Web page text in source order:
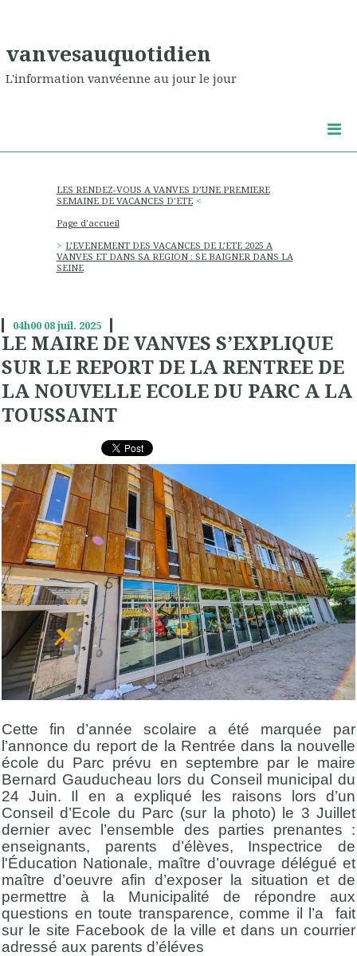
vanvesauquotidien
L'information vanvéenne au jour le jour
LES RENDEZ-VOUS A VANVES D’UNE PREMIERE
SEMAINE DE VACANCES D'ETE
Page d'accueil
L’EVENEMENT DES VACANCES DE L’ETE 2025 A
VANVES ET DANS SA REGION : SE BAIGNER DANS LA
SEINE
04h00 08juil. 2025
LE MAIRE DE VANVES S’EXPLIQUE
SUR LE REPORT DE LA RENTREE DE
LA NOUVELLE ECOLE DU PARC A LA
TOUSSAINT
Cette fin d’année scolaire a été marquée par
l’annonce du report de la Rentrée dans la nouvelle
école du Parc prévu en septembre par le maire
Bernard Gauducheau lors du Conseil municipal du
24 Juin. Il en a expliqué les raisons lors d’un
Conseil d’Ecole du Parc (sur la photo) le 3 Juillet
dernier avec l’ensemble des parties prenantes :
enseignants, parents d’élèves, Inspectrice de
l'Éducation Nationale, maître d’ouvrage délégué et
maître d’oeuvre afin d’exposer la situation et de
permettre à la Municipalité de répondre aux
questions en toute transparence, comme il l’a fait
sur le site Facebook de la ville et dans un courrier
adressé aux parents d’éléves